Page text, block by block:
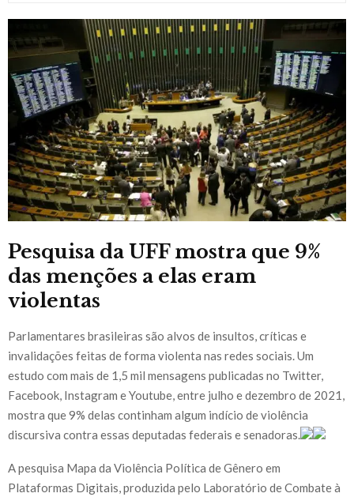
Pesquisa da UFF mostra que 9%
das menções a elas eram
violentas
Parlamentares brasileiras são alvos de insultos, críticas e
invalidações feitas de forma violenta nas redes sociais. Um
estudo com mais de 1,5 mil mensagens publicadas no Twitter,
Facebook, Instagram e Youtube, entre julho e dezembro de 2021,
mostra que 9% delas continham algum indício de violência
discursiva contra essas deputadas federais e senadoras.
A pesquisa Mapa da Violência Política de Gênero em
Plataformas Digitais, produzida pelo Laboratório de Combate à